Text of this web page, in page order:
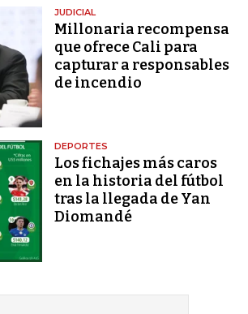
JUDICIAL
Millonaria recompensa
que ofrece Cali para
capturar a responsables
de incendio
DEPORTES
Los fichajes más caros
en la historia del fútbol
tras la llegada de Yan
Diomandé